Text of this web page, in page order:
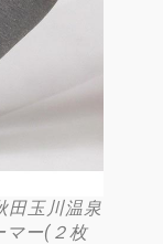
田玉川温泉
マー(２枚